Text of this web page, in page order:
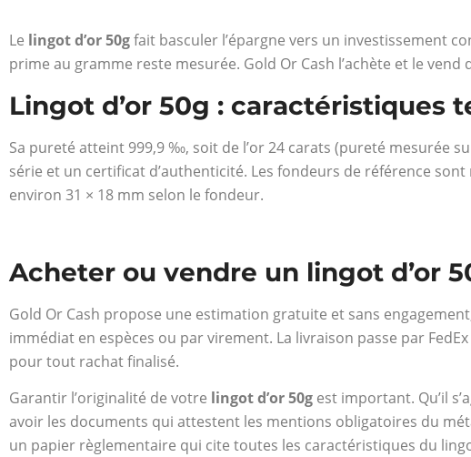
Le lingot d’or 50gfait basculer l’épargne vers un investissement
prime au gramme reste mesurée. Gold Or Cash l’achète et le
Lingot d’or 50g :
Sa pureté atteint 999,9 ‰, soit de l’or 24 carats (pureté mesurée
série et un certificat d’authenticité. Les fondeurs de référence
environ 31 × 18 mm selon le fondeur.
Acheter ou vendre un lingot d’or
Gold Or Cash propose une estimation gratuite et sans
immédiat en espèces ou par virement. La livraison passe par
pour tout rachat finalisé.
Garantir l’originalité de votre lingot d’or 50g est important. Qu’il
avoir les documents qui attestent les mentions obligatoires du
un papier règlementaire qui cite toutes les caractéristiques du